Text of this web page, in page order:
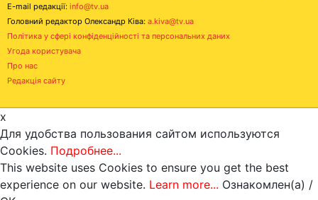
E-mail редакції: info@tv.ua
Головний редактор Олександр Ківа: a.kiva@tv.ua
Політика у сфері конфіденційності та персональних даних
Угода користувача
Про нас
Редакція сайту
x
Для удобства пользования сайтом используются
Cookies. Подробнее...
This website uses Cookies to ensure you get the best
experience on our website. Learn more... Ознакомлен(а) /